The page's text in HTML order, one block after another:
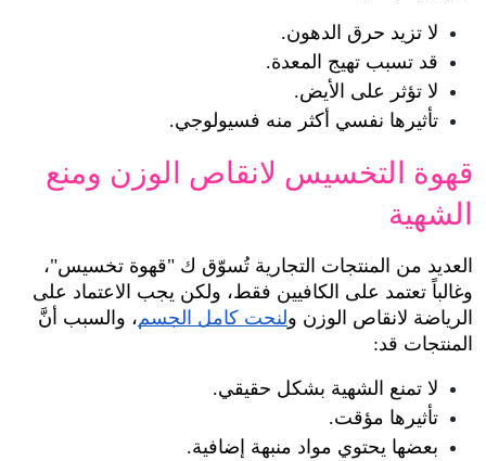
لا تزيد حرق الدهون.
قد تسبب تهيج المعدة.
لا تؤثر على الأيض.
تأثيرها نفسي أكثر منه فسيولوجي.
الشهية
الرياضة لانقاص الوزن ولنحت كامل الجسم
المنتجات قد:
لا تمنع الشهية بشكل حقيقي.
تأثيرها مؤقت.
بعضها يحتوي مواد منبهة إضافية.